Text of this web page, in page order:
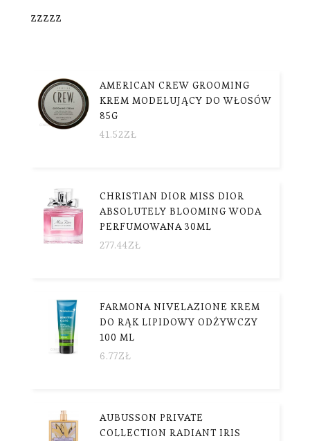
zzzzz
AMERICAN CREW GROOMING
KREM MODELUJĄCY DO WŁOSÓW
85G
41.52ZŁ
CHRISTIAN DIOR MISS DIOR
ABSOLUTELY BLOOMING WODA
PERFUMOWANA 30ML
277.44ZŁ
FARMONA NIVELAZIONE KREM
DO RĄK LIPIDOWY ODŻYWCZY
100 ML
6.77ZŁ
AUBUSSON PRIVATE
COLLECTION RADIANT IRIS